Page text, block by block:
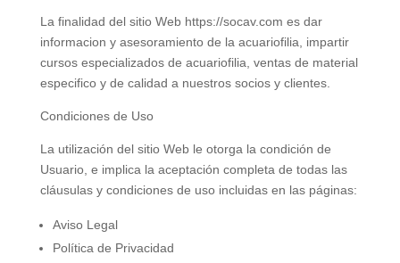
La finalidad del sitio Web https://socav.com es dar
informacion y asesoramiento de la acuariofilia, impartir
cursos especializados de acuariofilia, ventas de material
especifico y de calidad a nuestros socios y clientes.
Condiciones de Uso
La utilización del sitio Web le otorga la condición de
Usuario, e implica la aceptación completa de todas las
cláusulas y condiciones de uso incluidas en las páginas:
Aviso Legal
Política de Privacidad